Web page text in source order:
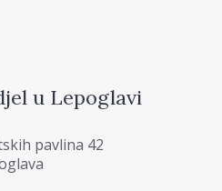
u Lepoglavi
pavlina 42